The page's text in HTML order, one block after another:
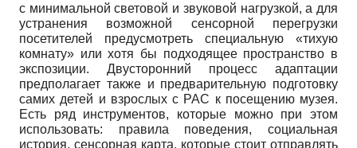
с минимальной световой и звуковой нагрузкой, а для
устранения возможной сенсорной перегрузки
посетителей предусмотреть специальную «тихую
комнату» или хотя бы подходящее пространство в
экспозиции. Двусторонний процесс адаптации
предполагает также и предварительную подготовку
самих детей и взрослых с РАС к посещению музея.
Есть ряд инструментов, которые можно при этом
использовать: правила поведения, социальная
история, сенсорная карта, которые стоит отправлять